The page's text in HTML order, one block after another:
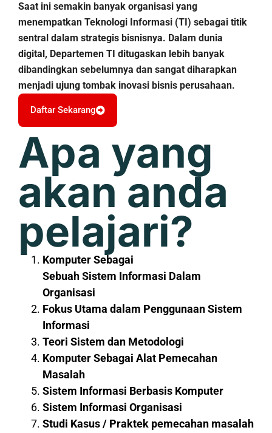
Saat ini semakin banyak organisasi yang
menempatkan Teknologi Informasi (TI) sebagai titik
sentral dalam strategis bisnisnya. Dalam dunia
digital, Departemen TI ditugaskan lebih banyak
dibandingkan sebelumnya dan sangat diharapkan
menjadi ujung tombak inovasi bisnis perusahaan.
Daftar Sekarang
Apa yang
akan anda
pelajari?
Komputer Sebagai
Sebuah Sistem Informasi Dalam
Organisasi
Fokus Utama dalam Penggunaan Sistem
Informasi
Teori Sistem dan Metodologi
Komputer Sebagai Alat Pemecahan
Masalah
Sistem Informasi Berbasis Komputer
Sistem Informasi Organisasi
Studi Kasus / Praktek pemecahan masalah